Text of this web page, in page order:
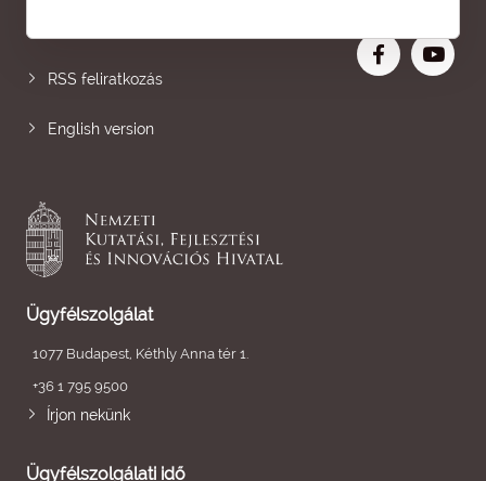
RSS feliratkozás
English version
Ügyfélszolgálat
1077 Budapest, Kéthly Anna tér 1.
+36 1 795 9500
Írjon nekünk
Ügyfélszolgálati idő